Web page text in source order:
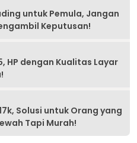
untuk Pemula, Jangan
Keputusan!
HP dengan Kualitas Layar
Solusi untuk Orang yang
Tapi Murah!